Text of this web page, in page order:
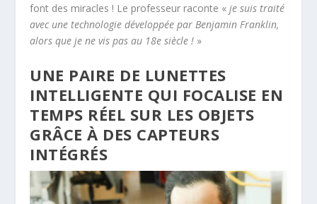
font des miracles ! Le professeur raconte «je suis traité
avec une technologie développée par Benjamin Franklin,
alors que je ne vis pas au 18e siècle ! »
UNE PAIRE DE LUNETTES
INTELLIGENTE QUI FOCALISE EN
TEMPS RÉEL SUR LES OBJETS
GRÂCE À DES CAPTEURS
INTÉGRÉS